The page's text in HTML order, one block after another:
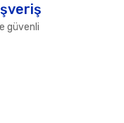
güvenli